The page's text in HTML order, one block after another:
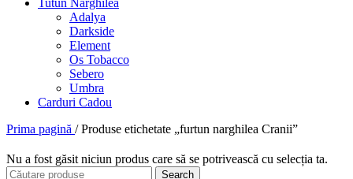
Adalya
Darkside
Element
Os Tobacco
Sebero
Umbra
Carduri Cadou
Prima pagină / Produse etichetate „furtun narghilea Cranii”
Nu a fost găsit niciun produs care să se potrivească cu selecția ta.
Search